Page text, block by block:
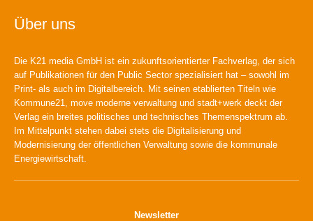
Über uns
Die K21 media GmbH ist ein zukunftsorientierter Fachverlag, der sich
auf Publikationen für den Public Sector spezialisiert hat – sowohl im
Print- als auch im Digitalbereich. Mit seinen etablierten Titeln wie
Kommune21, move moderne verwaltung und stadt+werk deckt der
Verlag ein breites politisches und technisches Themenspektrum ab.
Im Mittelpunkt stehen dabei stets die Digitalisierung und
Modernisierung der öffentlichen Verwaltung sowie die kommunale
Energiewirtschaft.
Newsletter